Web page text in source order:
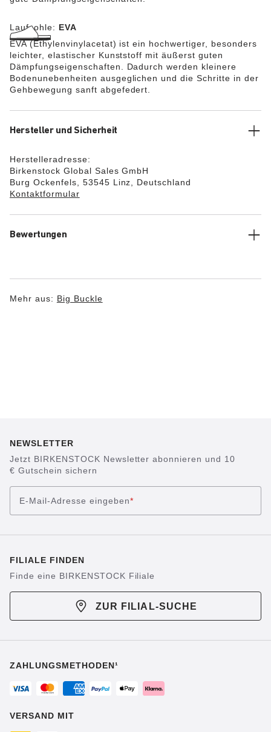
Laufsohle: EVA
EVA (Ethylenvinylacetat) ist ein hochwertiger, besonders
leichter, elastischer Kunststoff mit äußerst guten
Dämpfungseigenschaften. Dadurch werden kleinere
Bodenunebenheiten ausgeglichen und die Schritte in der
Gehbewegung sanft abgefedert.
Hersteller und Sicherheit
Herstelleradresse:
Birkenstock Global Sales GmbH
Burg Ockenfels, 53545 Linz, Deutschland
Kontaktformular
Bewertungen
Mehr aus: Big Buckle
NEWSLETTER
Jetzt BIRKENSTOCK Newsletter abonnieren und 10
€ Gutschein sichern
E-Mail-Adresse eingeben*
FILIALE FINDEN
Finde eine BIRKENSTOCK Filiale
ZUR FILIAL-SUCHE
ZAHLUNGSMETHODEN¹
VERSAND MIT